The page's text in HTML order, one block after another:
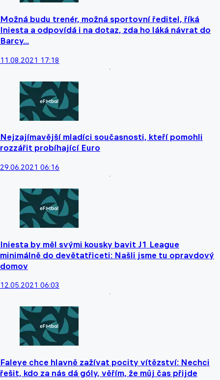
Možná budu trenér, možná sportovní ředitel, říká
Iniesta a odpovídá i na dotaz, zda ho láká návrat do
Barcy...
11.08.2021 17:18
Nejzajímavější mladíci současnosti, kteří pomohli
rozzářit probíhající Euro
29.06.2021 06:16
Iniesta by měl svými kousky bavit J1 League
minimálně do devětatřiceti: Našli jsme tu opravdový
domov
12.05.2021 06:03
Faleye chce hlavně zažívat pocity vítězství: Nechci
řešit, kdo za nás dá góly, věřím, že můj čas přijde